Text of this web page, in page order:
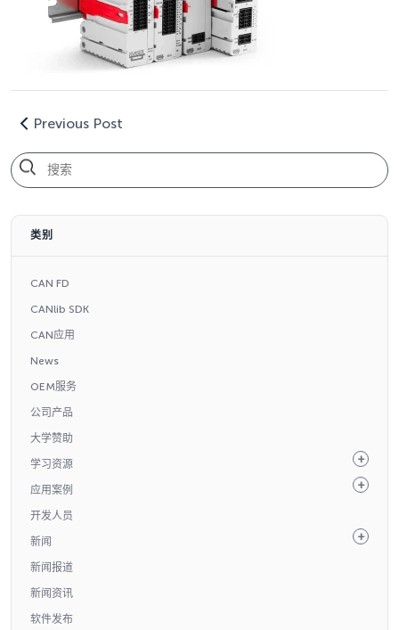
Previous Post
类别
CAN FD
CANlib SDK
CAN应用
News
OEM服务
公司产品
大学赞助
学习资源
应用案例
开发人员
新闻
新闻报道
新闻资讯
软件发布